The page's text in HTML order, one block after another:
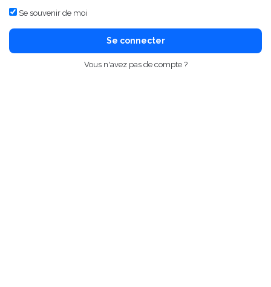
Se souvenir de moi
Se connecter
Vous n'avez pas de compte ?